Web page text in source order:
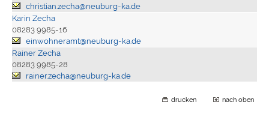
christian.zecha@neuburg-ka.de
Karin Zecha
08283 9985-16
einwohneramt@neuburg-ka.de
Rainer Zecha
08283 9985-28
rainer.zecha@neuburg-ka.de
drucken nach oben